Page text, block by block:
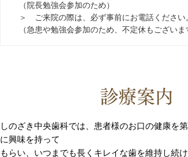
（院長勉強会参加のため）
＞ ご来院の際は、必ず事前にお電話ください
（急患や勉強会参加のため、不定休もございま
診療案内
しのざき中央歯科では、患者様のお口の健康を
に興味を持って
もらい、いつまでも長くキレイな歯を維持し続